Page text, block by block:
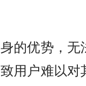
优势，无
用户难以对